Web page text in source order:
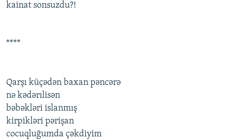
kainat sonsuzdu?!
****
Qarşı küçədən baxan pəncərə
nə kədərılisən
bəbəkləri islanmış
kirpikləri pərişan
cocuqluğumda çəkdiyim